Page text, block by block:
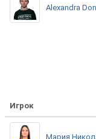
Alexandra
Игрок
Мария